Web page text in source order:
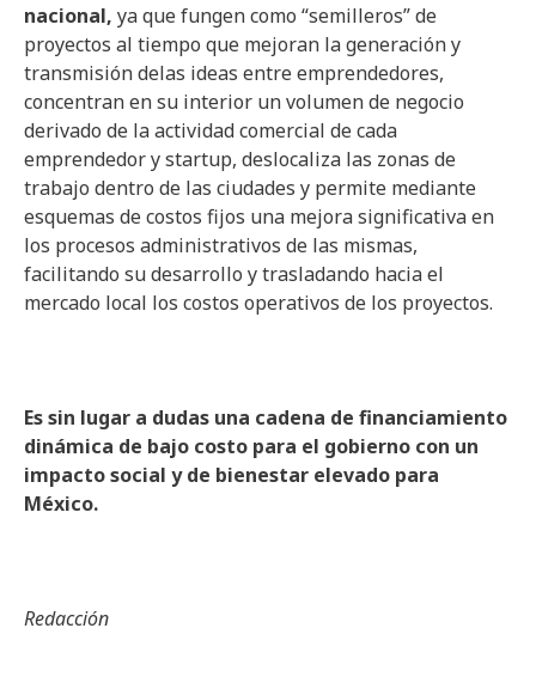
nacional, ya que fungen como “semilleros” de
proyectos al tiempo que mejoran la generación y
transmisión delas ideas entre emprendedores,
concentran en su interior un volumen de negocio
derivado de la actividad comercial de cada
emprendedor y startup, deslocaliza las zonas de
trabajo dentro de las ciudades y permite mediante
esquemas de costos fijos una mejora significativa en
los procesos administrativos de las mismas,
facilitando su desarrollo y trasladando hacia el
mercado local los costos operativos de los proyectos.
Es sin lugar a dudas una cadena de financiamiento
dinámica de bajo costo para el gobierno con un
impacto social y de bienestar elevado para
México.
Redacción